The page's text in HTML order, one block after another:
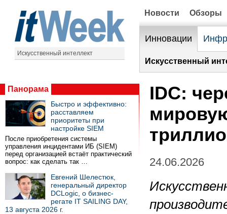
Искусственный интеллект
Новости Обзоры
Инновации
Искусственный
Панорама
Быстро и эффективно:
расставляем
приоритеты при
настройке SIEM
После приобретения системы
управления инцидентами ИБ (SIEM)
перед организацией встаёт практический
вопрос: как сделать так …
Евгений Шелестюк,
генеральный директор
DCLogic, о бизнес-
регате IT SAILING DAY,
13 августа 2026 г.
IDC:
24.06.2026